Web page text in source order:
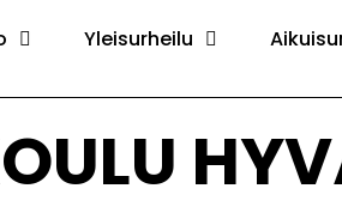
Yleisurheilu